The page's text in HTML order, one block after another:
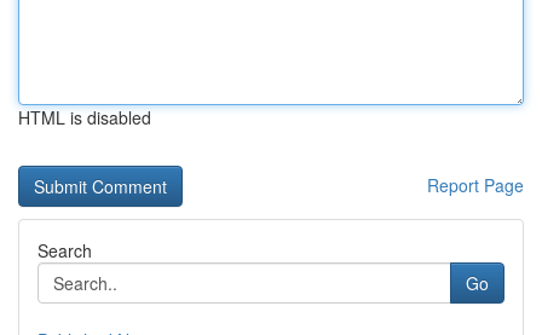
HTML is disabled
Report Page
Search
Go